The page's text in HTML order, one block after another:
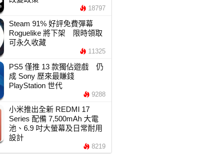
18797
Steam 91% 好評免費彈幕
Roguelike 將下架 限時領取
可永久收藏
11325
PS5 僅推 13 款獨佔遊戲 仍
成 Sony 歷來最賺錢
PlayStation 世代
9288
小米推出全新 REDMI 17
Series 配備 7,500mAh 大電
池、6.9 吋大螢幕及日常耐用
設計
8219